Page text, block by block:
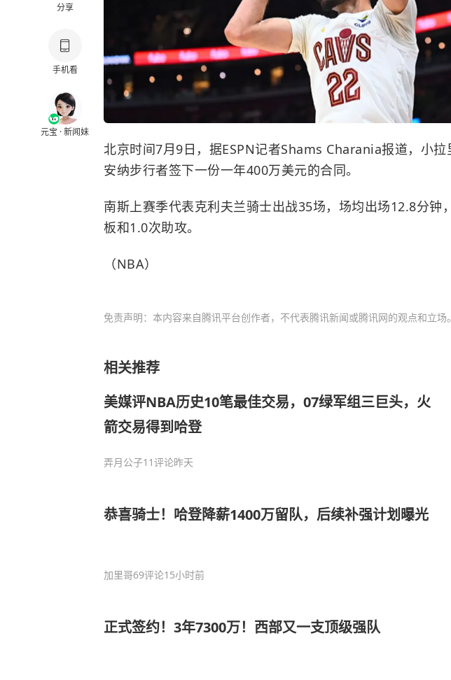
分享
手机看
元宝 · 新闻妹
北京时间7月9日，据ESPN记者Shams Charania报道，小拉
安纳步行者签下一份一年400万美元的合同。
南斯上赛季代表克利夫兰骑士出战35场，场均出场12.8分钟
板和1.0次助攻。
（NBA）
免责声明：本内容来自腾讯平台创作者，不代表腾讯新闻或腾讯网的观点和立场。
相关推荐
美媒评NBA历史10笔最佳交易，07绿军组三巨头，火
箭交易得到哈登
弄月公子11评论昨天
恭喜骑士！哈登降薪1400万留队，后续补强计划曝光
加里哥69评论15小时前
正式签约！3年7300万！西部又一支顶级强队